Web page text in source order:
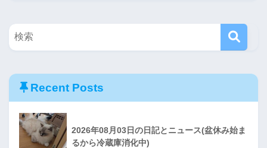
Recent Posts
2026年08月03日の日記とニュース(盆休み始ま
るから冷蔵庫消化中)